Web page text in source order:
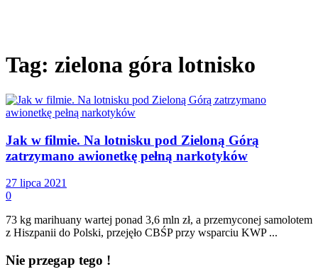
Tag: zielona góra lotnisko
Jak w filmie. Na lotnisku pod Zieloną Górą
zatrzymano awionetkę pełną narkotyków
27 lipca 2021
0
73 kg marihuany wartej ponad 3,6 mln zł, a przemyconej samolotem
z Hiszpanii do Polski, przejęło CBŚP przy wsparciu KWP ...
Nie przegap tego !